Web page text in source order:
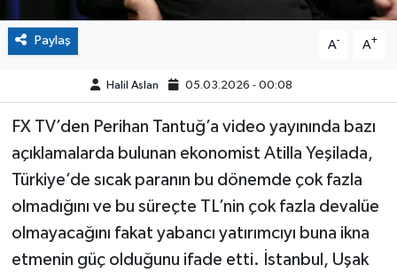
Paylaş A- A+
Halil Aslan 05.03.2026 - 00:08
FX TV’den Perihan Tantuğ’a video yayınında bazı
açıklamalarda bulunan ekonomist Atilla Yeşilada,
Türkiye’de sıcak paranın bu dönemde çok fazla
olmadığını ve bu süreçte TL’nin çok fazla devalüe
olmayacağını fakat yabancı yatırımcıyı buna ikna
etmenin güç olduğunu ifade etti. İstanbul, Uşak